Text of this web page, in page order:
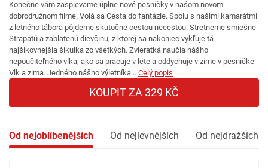
Konečne vám zaspievame úplne nové pesničky v našom novom
dobrodružnom filme. Volá sa Cesta do fantázie. Spolu s našimi kamarátmi
z letného tábora pôjdeme skutočne cestou necestou. Stretneme smiešne
Strapatú a zablatenú dievčinu, z ktorej sa nakoniec vykľuje tá
najšikovnejšia šikulka zo všetkých. Zvieratká naučia nášho
nepoučiteľného vlka, ako sa pracuje v lete a oddychuje v zime v pesničke
Vlk a zima. Jedného nášho výletníka... Celý popis
KOUPIT ZA 329 KČ
Od nejoblíbenějších Od nejlevnějších Od nejdražších